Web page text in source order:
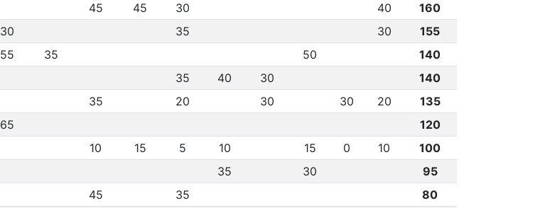
45 45 30 40
160
30 35 30
155
55 35 50
140
35 40 30
140
35 20 30 30 20
135
65
120
10 15 5 10 15 0 10
100
35 30
95
45 35
80